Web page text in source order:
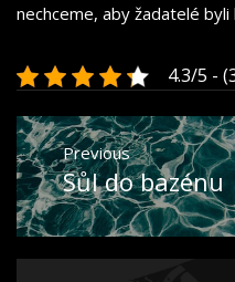
nechceme, aby žadatelé byli
4.3/5 -
Navigace
pro
příspěvek
Previous
Previous
post:
Sůl do bazénu